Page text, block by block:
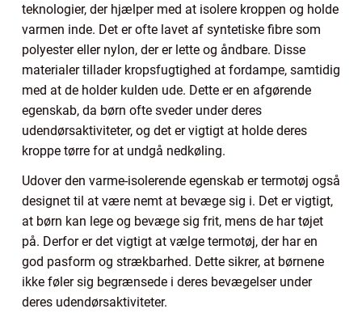
teknologier, der hjælper med at isolere kroppen og holde
varmen inde. Det er ofte lavet af syntetiske fibre som
polyester eller nylon, der er lette og åndbare. Disse
materialer tillader kropsfugtighed at fordampe, samtidig
med at de holder kulden ude. Dette er en afgørende
egenskab, da børn ofte sveder under deres
udendørsaktiviteter, og det er vigtigt at holde deres
kroppe tørre for at undgå nedkøling.
Udover den varme-isolerende egenskab er termotøj også
designet til at være nemt at bevæge sig i. Det er vigtigt,
at børn kan lege og bevæge sig frit, mens de har tøjet
på. Derfor er det vigtigt at vælge termotøj, der har en
god pasform og strækbarhed. Dette sikrer, at børnene
ikke føler sig begrænsede i deres bevægelser under
deres udendørsaktiviteter.